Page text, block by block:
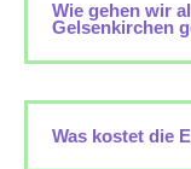
Wie gehen wir
Gelsenkirchen
Was kostet die